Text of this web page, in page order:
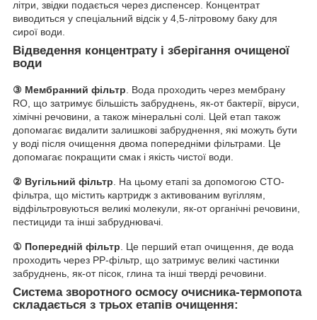
Система зворотного осмосу очисника-термопота
складається з трьох етапів очищення:
① Попередній фільтр. Це перший етап очищення, де вода
проходить через PP-фільтр, що затримує великі частинки
забруднень, як-от пісок, глина та інші тверді речовини.
② Вугільний фільтр. На цьому етапі за допомогою CTO-
фільтра, що містить картридж з активованим вугіллям,
відфільтровуються великі молекули, як-от органічні речовини,
пестициди та інші забруднювачі.
③ Мембранний фільтр. Вода проходить через мембрану
RO, що затримує більшість забруднень, як-от бактерії, віруси,
хімічні речовини, а також мінеральні солі. Цей етап також
допомагає видалити залишкові забруднення, які можуть бути
у воді після очищення двома попередніми фільтрами. Це
допомагає покращити смак і якість чистої води.
Відведення концентрату і зберігання очищеної
води
літри, звідки подається через диспенсер. Концентрат
виводиться у спеціальний відсік у 4,5-літровому баку для
сирої води.